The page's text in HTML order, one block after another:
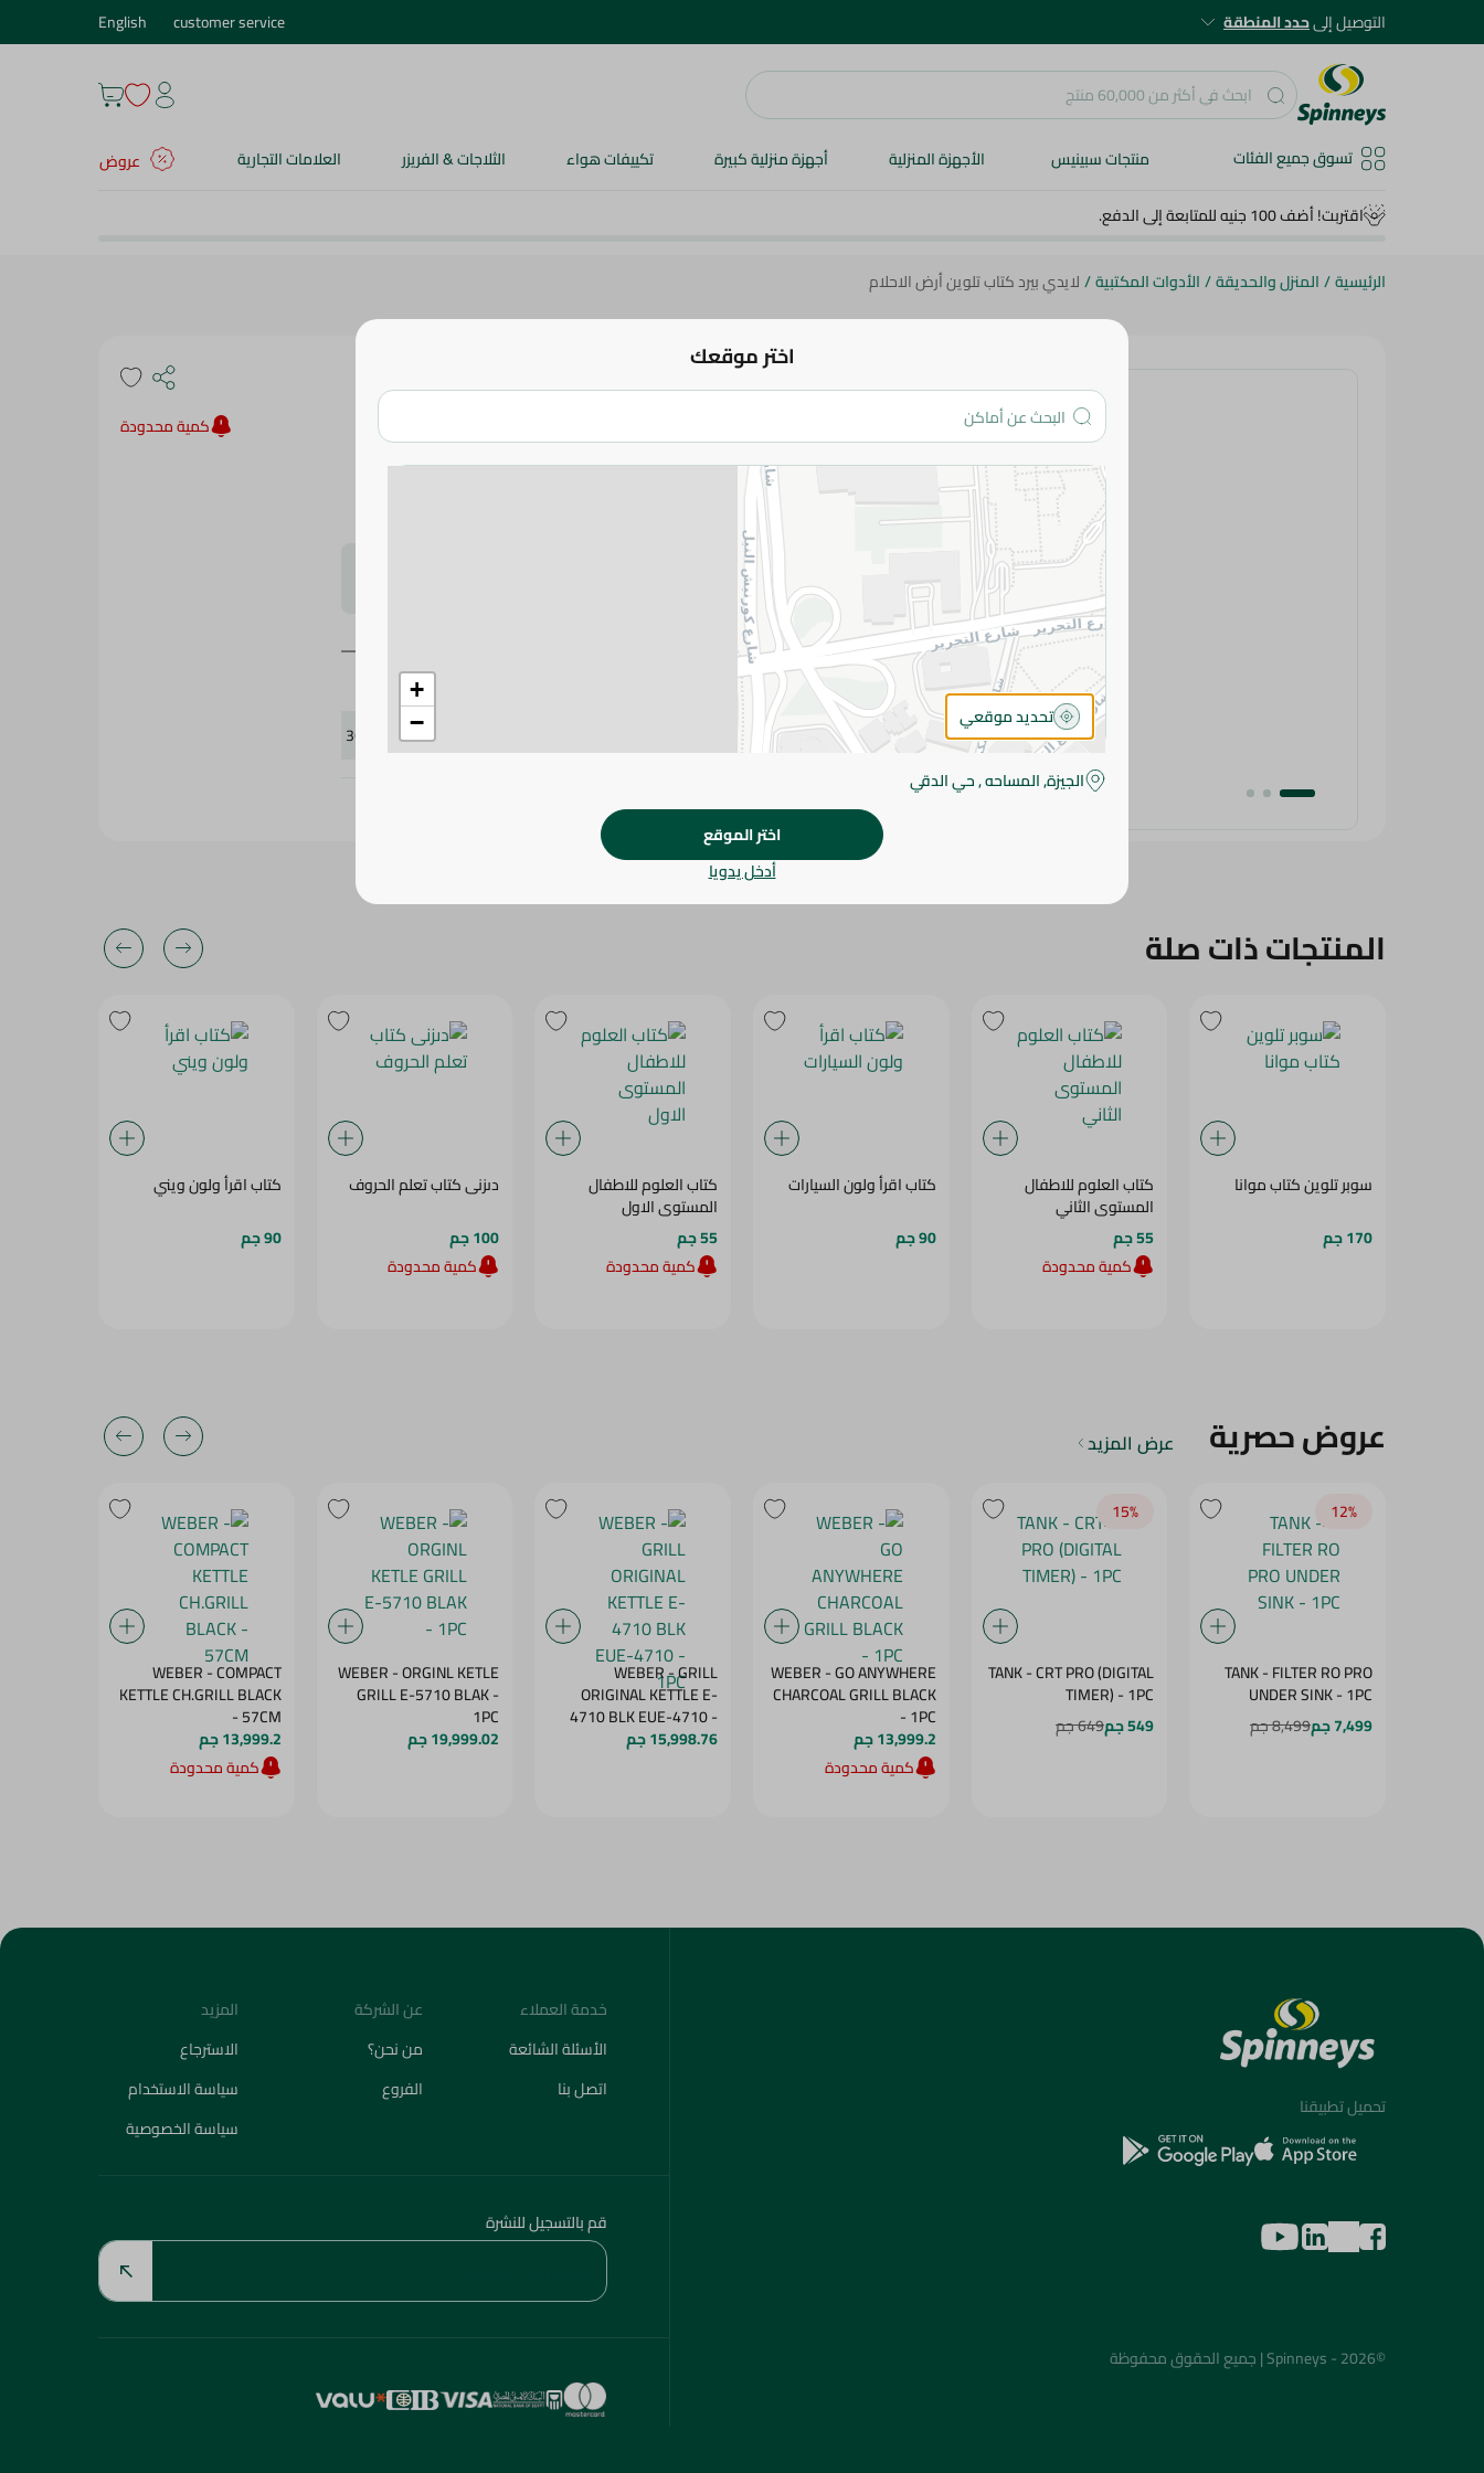
التوصيل إلىحدد المنطقة customer service
English
تسوق جميع الفئات منتجات سبينيس الأجهزة المنزلية أجهزة منزلية كبيرة تكييفات هواء الثلاجات & الفريزر العلامات التجارية
عروض
اقتربت! أضف 100 جنيه للمتابعة إلى الدفع.
الرئيسية/المنزل والحديقة/الأدوات المكتبية/لايدي بيرد كتاب تلوين أرض الاحلام
لايدي بيرد كتاب تلوين أرض الاحلام
كمية محدودة
يرجى الملاحظة:
طفيف. قد يتغير التعبئة بناءً على التوفر.
المواصفات
براند
SKU
360674
المنتجات ذات صلة
سوبر تلوين كتاب موانا
170 جم
كتاب العلوم للاطفال
المستوى الثاني
55 جم
كمية محدودة
كتاب اقرأ ولون السيارات
90 جم
كتاب العلوم للاطفال
المستوى الاول
55 جم
كمية محدودة
دىزنى كتاب تعلم الحروف
100 جم
كمية محدودة
كتاب اقرأ ولون ويني
90 جم
عروض حصرية عرض المزيد
12‎%‎
TANK - FILTER RO PRO
UNDER SINK - 1PC
7,499 جم
8,499 جم
15‎%‎
TANK - CRT PRO (DIGITAL
TIMER) - 1PC
549 جم
649 جم
WEBER - GO ANYWHERE
CHARCOAL GRILL BLACK
- 1PC
13,999.2 جم
كمية محدودة
WEBER - GRILL
ORIGINAL KETTLE E-
4710 BLK EUE-4710 -
1PC
15,998.76 جم
WEBER - ORGINL KETLE
GRILL E-5710 BLAK -
1PC
19,999.02 جم
WEBER - COMPACT
KETTLE CH.GRILL BLACK
- 57CM
13,999.2 جم
كمية محدودة
اختر موقعك
+
−
تحديد موقعي
الجيزة, المساحه , حي الدقي
اختر الموقع
أدخل يدويا
تحميل تطبيقنا
©2026 - Spinneys | جميع الحقوق محفوظة
خدمة العملاء
الأسئلة الشائعة
اتصل بنا
عن الشركة
من نحن؟
الفروع
المزيد
الاسترجاع
سياسة الاستخدام
سياسة الخصوصية
قم بالتسجيل للنشرة